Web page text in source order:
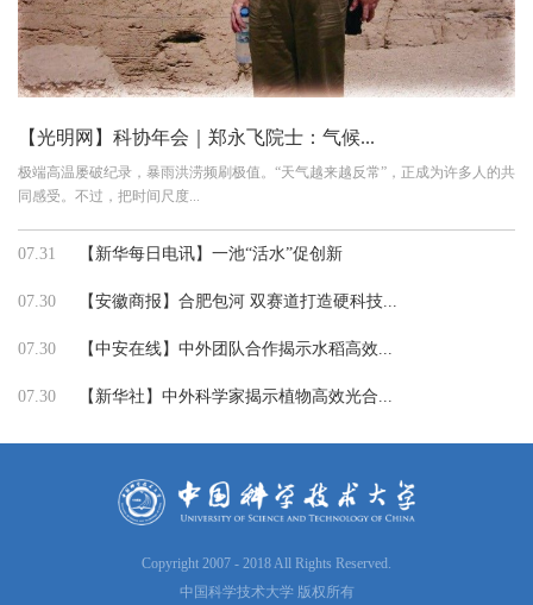
【光明网】科协年会｜郑永飞院士：气候...
极端高温屡破纪录，暴雨洪涝频刷极值。“天气越来越反常”，正成为许多人的共
同感受。不过，把时间尺度...
07.31 【新华每日电讯】一池“活水”促创新
07.30 【安徽商报】合肥包河 双赛道打造硬科技...
07.30 【中安在线】中外团队合作揭示水稻高效...
07.30 【新华社】中外科学家揭示植物高效光合...
Copyright 2007 - 2018 All Rights Reserved.
中国科学技术大学 版权所有